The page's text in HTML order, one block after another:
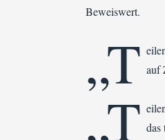
Beweiswert.
„T auf
„T das